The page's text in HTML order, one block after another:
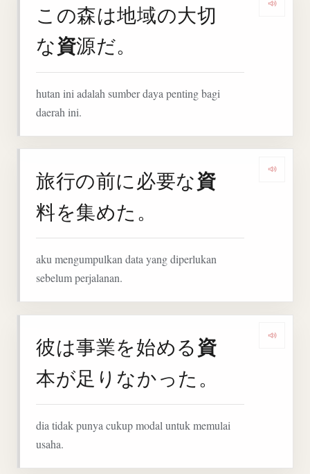
この森は地域の大切
な資源だ。
hutan ini adalah sumber daya penting bagi
daerah ini.
旅行の前に必要な資
料を集めた。
aku mengumpulkan data yang diperlukan
sebelum perjalanan.
彼は事業を始める資
本が足りなかった。
dia tidak punya cukup modal untuk memulai
usaha.